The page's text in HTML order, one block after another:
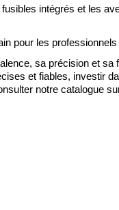
intégrés et les
pour les
sa précision et
et fiables, investir
notre catalogue